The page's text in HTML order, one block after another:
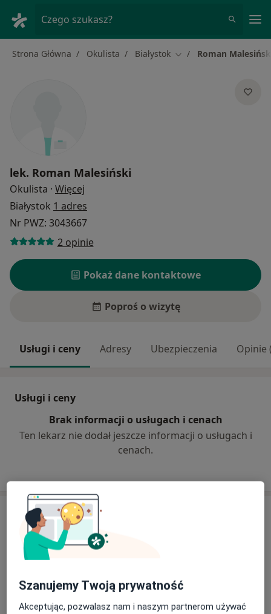
Czego szukasz?
Strona Główna Okulista Białystok Zmień miasto
Roman
lek. Roman Malesiński
Okulista · Więcej
Białystok 1 adres
Nr PWZ: 3043667
2 opinie
Pokaż dane kontaktowe
Poproś o wizytę
Usługi i ceny Adresy Ubezpieczenia Opinie
Usługi i ceny
Brak informacji o usługach i cenach
Ten lekarz nie dodał jeszcze informacji o usługach i
cenach.
Adres
Indywidualna Specjalistyczna Praktyka
Lekarska - Roman Malesiński
Białystok
Szanujemy Twoją prywatność
Akceptując, pozwalasz nam i naszym partnerom używać